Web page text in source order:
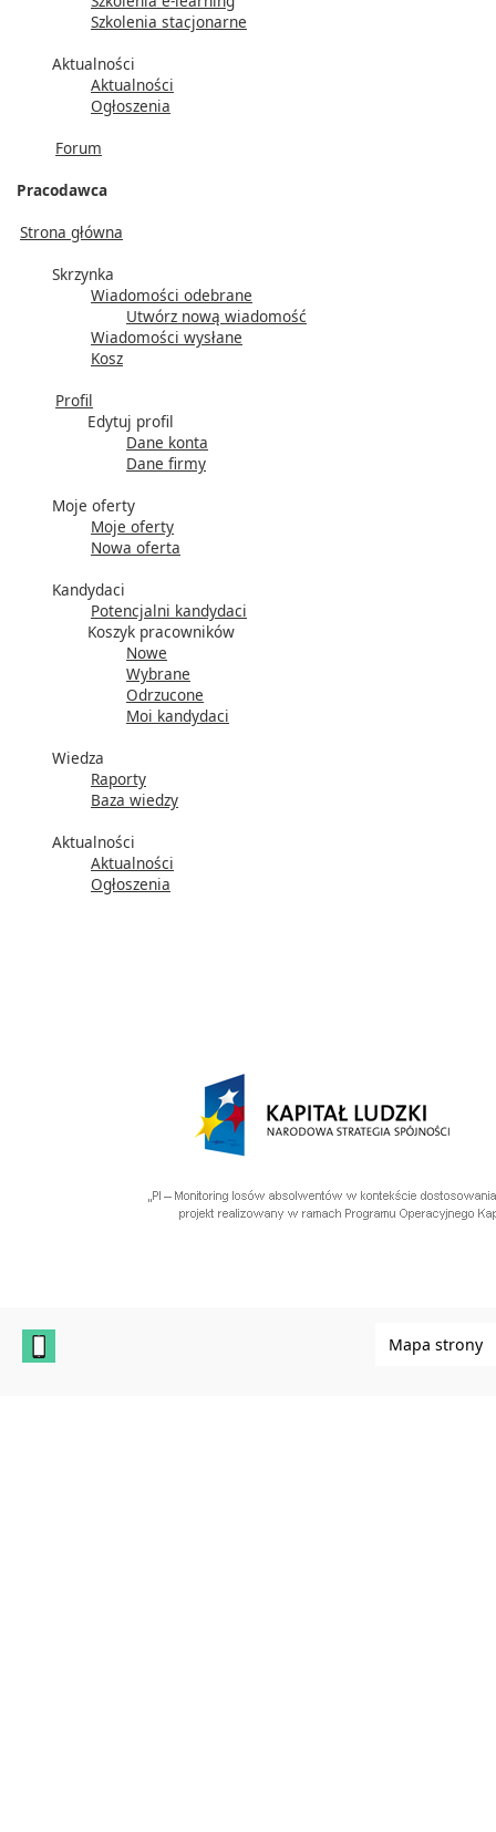
Szkolenia stacjonarne
Aktualności
Aktualności
Ogłoszenia
Forum
Pracodawca
Strona główna
Skrzynka
Wiadomości odebrane
Utwórz nową wiadomość
Wiadomości wysłane
Kosz
Profil
Edytuj profil
Dane konta
Dane firmy
Moje oferty
Moje oferty
Nowa oferta
Kandydaci
Potencjalni kandydaci
Koszyk pracowników
Nowe
Wybrane
Odrzucone
Moi kandydaci
Wiedza
Raporty
Baza wiedzy
Aktualności
Aktualności
Ogłoszenia
Mapa strony